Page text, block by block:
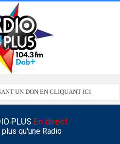
UN DON EN CLIQUANT ICI
PLUS En direct
plus qu'une Radio